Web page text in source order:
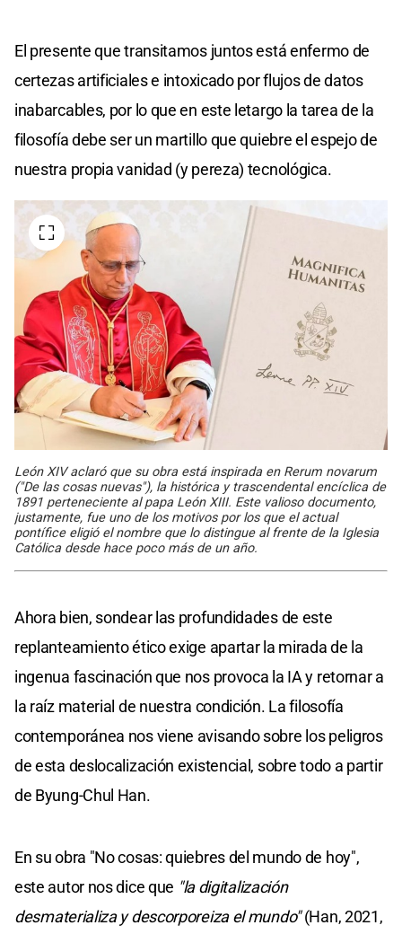
El presente que transitamos juntos está enfermo de
certezas artificiales e intoxicado por flujos de datos
inabarcables, por lo que en este letargo la tarea de la
filosofía debe ser un martillo que quiebre el espejo de
nuestra propia vanidad (y pereza) tecnológica.
León XIV aclaró que su obra está inspirada en Rerum novarum
("De las cosas nuevas"), la histórica y trascendental encíclica de
1891 perteneciente al papa León XIII. Este valioso documento,
justamente, fue uno de los motivos por los que el actual
pontífice eligió el nombre que lo distingue al frente de la Iglesia
Católica desde hace poco más de un año.
Ahora bien, sondear las profundidades de este
replanteamiento ético exige apartar la mirada de la
ingenua fascinación que nos provoca la IA y retornar a
la raíz material de nuestra condición. La filosofía
contemporánea nos viene avisando sobre los peligros
de esta deslocalización existencial, sobre todo a partir
de Byung-Chul Han.
En su obra "No cosas: quiebres del mundo de hoy",
este autor nos dice que "la digitalización
desmaterializa y descorporeiza el mundo"(Han, 2021,